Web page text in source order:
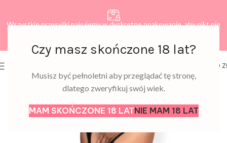
Czy masz skończone 18 lat?
Musisz być pełnoletni aby przeglądać tę stronę,
dlatego zweryfikuj swój wiek.
MAM SKOŃCZONE 18 LATNIE MAM 18 LAT
Wszystkie przesyłki pakujemy w dyskretne opakowanie, aby nikt nie
0,00